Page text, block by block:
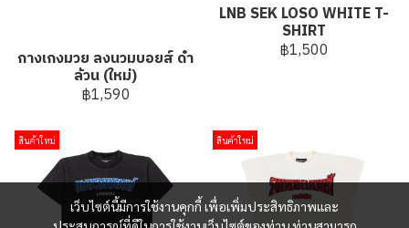
กางเกงมวย ลงนวมบอยส์ ดำ
ล้วน (ใหม่)
฿1,590
LNB SEK LOSO WHITE T-
SHIRT
฿1,500
สินค้าใหม่ สินค้าใหม่
เว็บไซต์นี้มีการใช้งานคุกกี้ เพื่อเพิ่มประสิทธิภาพและ